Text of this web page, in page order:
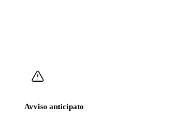
Avviso anticipato